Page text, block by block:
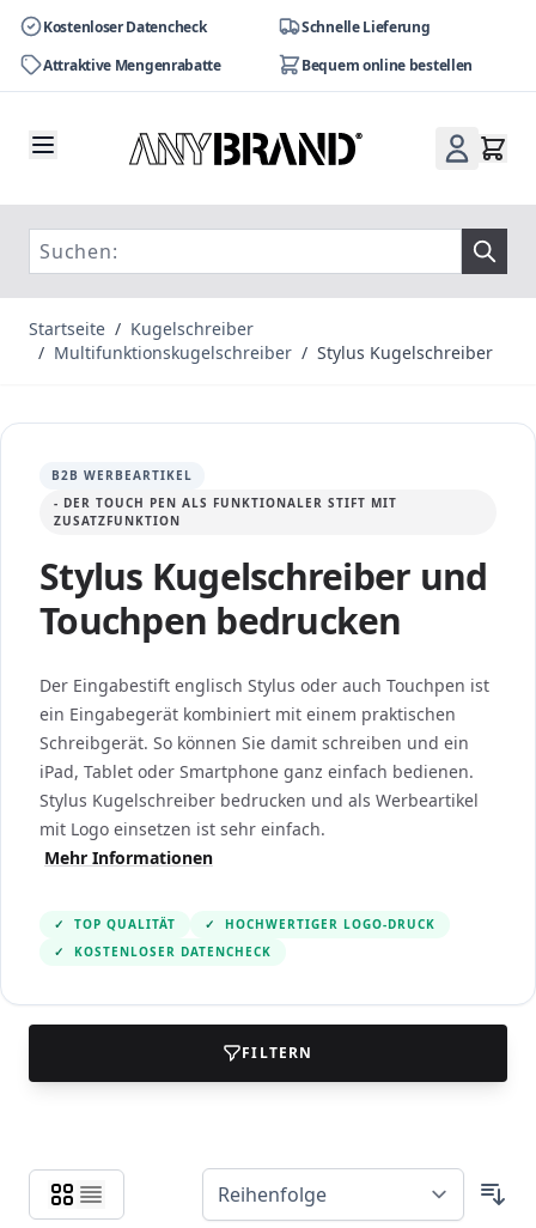
Kostenloser Datencheck
Schnelle Lieferung
Attraktive Mengenrabatte
Bequem online bestellen
Startseite / Kugelschreiber
/ Multifunktionskugelschreiber / Stylus Kugelschreiber
B2B WERBEARTIKEL
- DER TOUCH PEN ALS FUNKTIONALER STIFT MIT
ZUSATZFUNKTION
Stylus Kugelschreiber und
Touchpen bedrucken
Der Eingabestift englisch Stylus oder auch Touchpen ist
ein Eingabegerät kombiniert mit einem praktischen
Schreibgerät. So können Sie damit schreiben und ein
iPad, Tablet oder Smartphone ganz einfach bedienen.
Stylus Kugelschreiber bedrucken und als Werbeartikel
mit Logo einsetzen ist sehr einfach.
Mehr Informationen
✓ TOP QUALITÄT ✓
HOCHWERTIGER LOGO-DRUCK
✓
KOSTENLOSER DATENCHECK
FILTERN